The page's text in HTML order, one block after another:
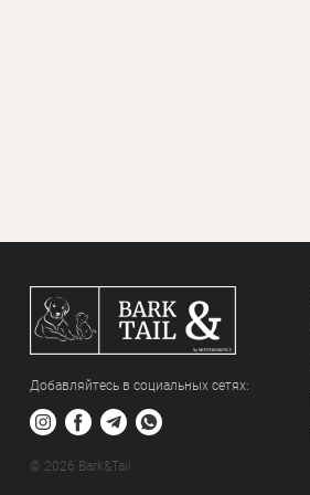
Добавляйтесь в социальных сетяx:
© 2026 Bark&Tail